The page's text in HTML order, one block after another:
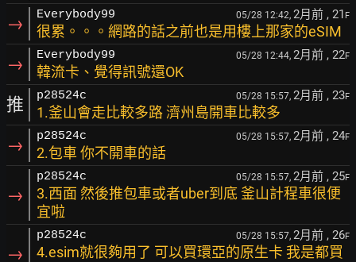
→ Everybody99 05/28 12:42, 2月前 , 21 F
很累。。。網路的話之前也是用樓上那家的eSIM
→ Everybody99 05/28 12:44, 2月前 , 22F
韓流卡、覺得訊號還OK
推 p28524c 05/28 15:57, 2月前 , 23F
1.釜山會走比較多路 濟州島開車比較多
→ p28524c 05/28 15:57, 2月前 , 24F
2.包車 你不開車的話
→
p28524c 05/28 15:57, 2月前 , 25F
3.西面 然後推包車或者uber到底 釜山計程車很便
宜啦
→
p28524c 05/28 15:57, 2月前 , 26F
4.esim就很夠用了 可以買環亞的原生卡 我是都買